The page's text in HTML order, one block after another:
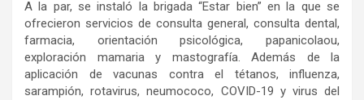
A la par, se instaló la brigada “Estar bien” en la que se
ofrecieron servicios de consulta general, consulta dental,
farmacia, orientación psicológica, papanicolaou,
exploración mamaria y mastografía. Además de la
aplicación de vacunas contra el tétanos, influenza,
sarampión, rotavirus, neumococo, COVID-19 y virus del